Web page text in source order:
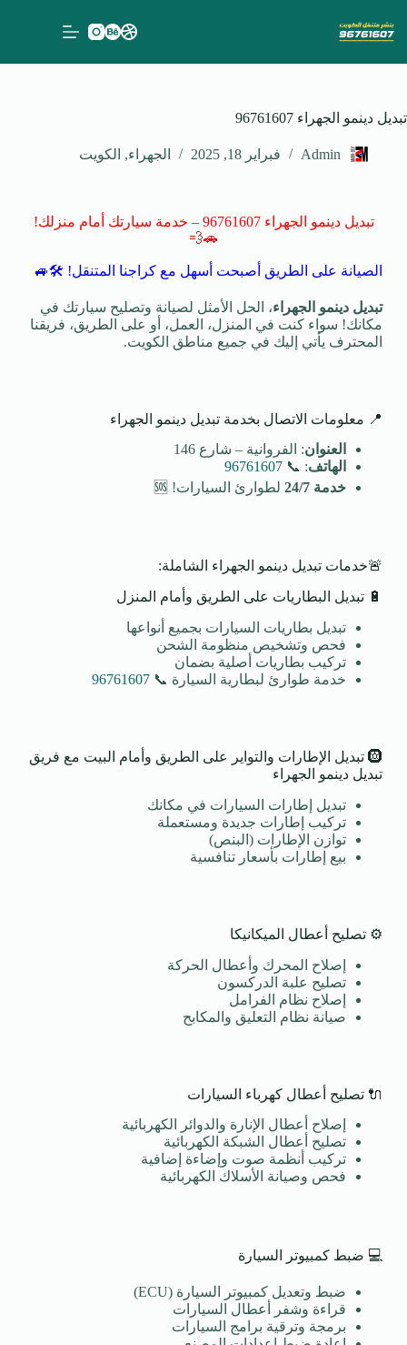
تبديل دينمو الجهراء 96761607
Admin فبراير 18, 2025 الجهراء, الكويت
تبديل دينمو الجهراء 96761607 – خدمة سيارتك أمام منزلك!
🚗💨
الصيانة على الطريق أصبحت أسهل مع كراجنا المتنقل! 🛠️🚙
تبديل دينمو الجهراء، الحل الأمثل لصيانة وتصليح سيارتك في
مكانك! سواء كنت في المنزل، العمل، أو على الطريق، فريقنا
المحترف يأتي إليك في جميع مناطق الكويت.
📍 معلومات الاتصال بخدمة تبديل دينمو الجهراء
العنوان: الفروانية – شارع 146
الهاتف: 📞
96761607
خدمة 24/7
لطوارئ السيارات! 🆘
🚨خدمات تبديل دينمو الجهراء الشاملة:
🔋 تبديل البطاريات على الطريق وأمام المنزل
تبديل بطاريات السيارات بجميع أنواعها
فحص وتشخيص منظومة الشحن
تركيب بطاريات أصلية بضمان
خدمة طوارئ لبطارية السيارة 📞 96761607
🛞 تبديل الإطارات والتواير على الطريق وأمام البيت مع فريق
تبديل دينمو الجهراء
تبديل إطارات السيارات في مكانك
تركيب إطارات جديدة ومستعملة
توازن الإطارات (البنص)
بيع إطارات بأسعار تنافسية
⚙️ تصليح أعطال الميكانيكا
إصلاح المحرك وأعطال الحركة
تصليح علبة الدركسون
إصلاح نظام الفرامل
صيانة نظام التعليق والمكابح
🔌 تصليح أعطال كهرباء السيارات
إصلاح أعطال الإنارة والدوائر الكهربائية
تصليح أعطال الشبكة الكهربائية
تركيب أنظمة صوت وإضاءة إضافية
فحص وصيانة الأسلاك الكهربائية
💻 ضبط كمبيوتر السيارة
ضبط وتعديل كمبيوتر السيارة (ECU)
قراءة وشفر أعطال السيارات
برمجة وترقية برامج السيارات